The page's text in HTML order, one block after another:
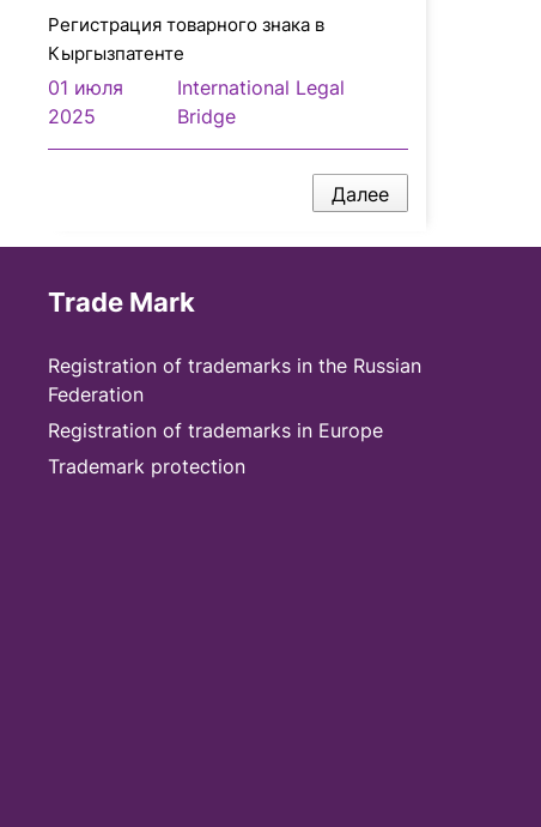
Регистрация товарного знака в
Кыргызпатенте
01 июля
2025
International Legal
Bridge
Далее
Trade Mark
Registration of trademarks in the Russian
Federation
Registration of trademarks in Europe
Trademark protection